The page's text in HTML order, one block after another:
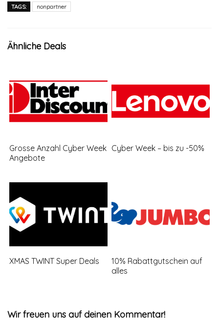
TAGS: nonpartner
Ähnliche Deals
Grosse Anzahl Cyber Week
Angebote
Cyber Week – bis zu -50%
XMAS TWINT Super Deals
10% Rabattgutschein auf
alles
Wir freuen uns auf deinen Kommentar!